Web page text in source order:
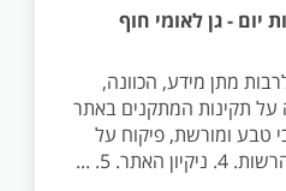
יום - גן לאומי חוף
מתן מידע, הכוונה,
2. שמירה על תקינות המתקנים באתר
ערכי טבע ומורשת, פיקוח על
5. ...